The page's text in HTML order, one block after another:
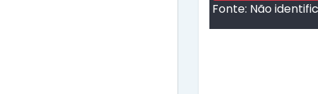
Fonte: Não